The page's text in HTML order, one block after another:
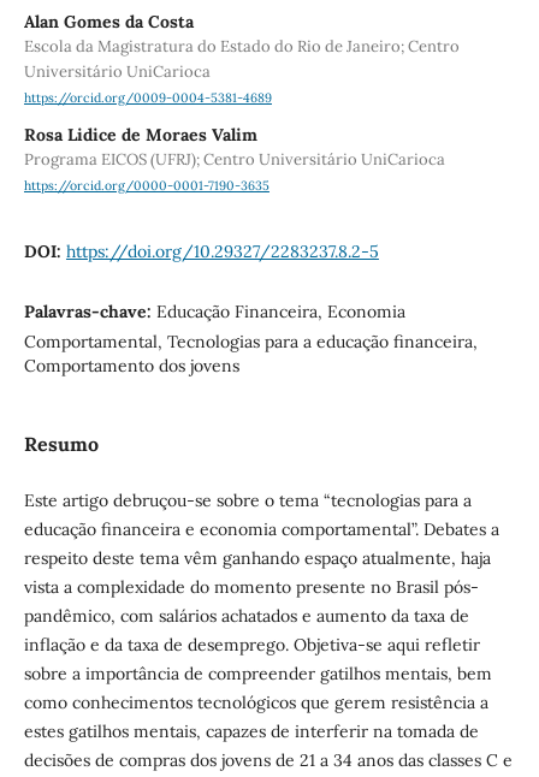
Alan Gomes da Costa
Escola da Magistratura do Estado do Rio de Janeiro; Centro
Universitário UniCarioca
https://orcid.org/0009-0004-5381-4689
Rosa Lidice de Moraes Valim
Programa EICOS (UFRJ); Centro Universitário UniCarioca
https://orcid.org/0000-0001-7190-3635
DOI: https://doi.org/10.29327/2283237.8.2-5
Palavras-chave: Educação Financeira, Economia
Comportamental, Tecnologias para a educação financeira,
Comportamento dos jovens
Resumo
Este artigo debruçou-se sobre o tema “tecnologias para a
educação financeira e economia comportamental”. Debates a
respeito deste tema vêm ganhando espaço atualmente, haja
vista a complexidade do momento presente no Brasil pós-
pandêmico, com salários achatados e aumento da taxa de
inflação e da taxa de desemprego. Objetiva-se aqui refletir
sobre a importância de compreender gatilhos mentais, bem
como conhecimentos tecnológicos que gerem resistência a
estes gatilhos mentais, capazes de interferir na tomada de
decisões de compras dos jovens de 21 a 34 anos das classes C e